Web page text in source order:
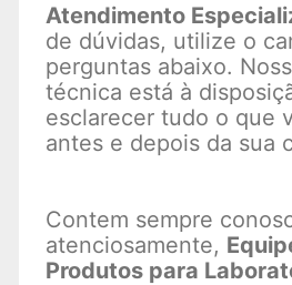
Atendimento
de dúvidas, utilize o
perguntas abaixo.
técnica está à
esclarecer tudo o que
antes e depois da sua
Contem sempre
atenciosamente,
Produtos para